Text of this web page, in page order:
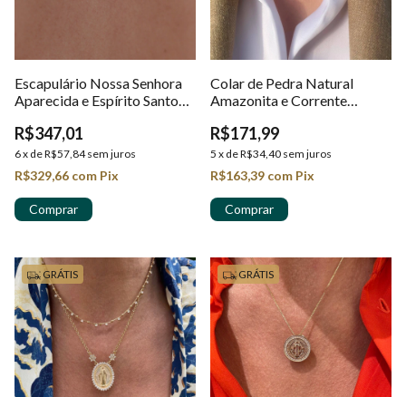
Escapulário Nossa Senhora
Aparecida e Espírito Santo
R$347,01
6x deR$57,84 sem juros
R$329,66 com Pix
Colar de Pedra Natural
Amazonita e Corrente
R$171,99
5 x deR$34,40 sem juros
R$163,39 com Pix
GRÁTIS GRÁTIS